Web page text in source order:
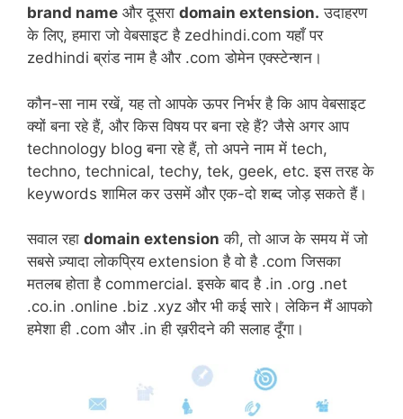
brand name और दूसरा domain extension. उदाहरण
के लिए, हमारा जो वेबसाइट है zedhindi.com यहाँ पर
zedhindi ब्रांड नाम है और .com डोमेन एक्स्टेन्शन।
कौन-सा नाम रखें, यह तो आपके ऊपर निर्भर है कि आप वेबसाइट
क्यों बना रहे हैं, और किस विषय पर बना रहे हैं? जैसे अगर आप
technology blog बना रहे हैं, तो अपने नाम में tech,
techno, technical, techy, tek, geek, etc. इस तरह के
keywords शामिल कर उसमें और एक-दो शब्द जोड़ सकते हैं।
सवाल रहा domain extension की, तो आज के समय में जो
सबसे ज़्यादा लोकप्रिय extension है वो है .com जिसका
मतलब होता है commercial. इसके बाद है .in .org .net
.co.in .online .biz .xyz और भी कई सारे। लेकिन मैं आपको
हमेशा ही .com और .in ही ख़रीदने की सलाह दूँगा।